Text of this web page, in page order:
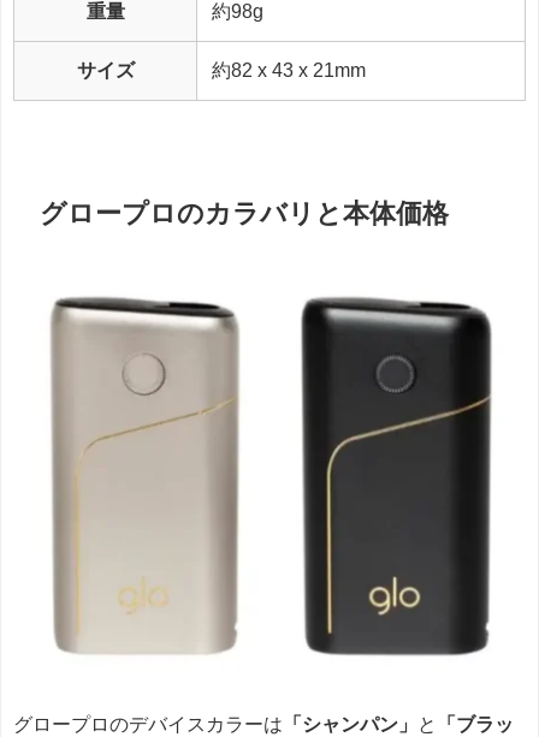
重量 約98g
サイズ 約82 x 43 x 21mm
グロープロのカラバリと本体価格
グロープロのデバイスカラーは 「シャンパン」 と
「ブラッ